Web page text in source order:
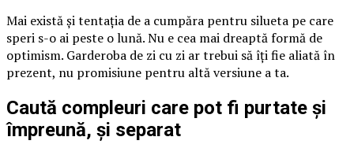
Mai există și tentația de a cumpăra pentru silueta pe care
speri s-o ai peste o lună. Nu e cea mai dreaptă formă de
optimism. Garderoba de zi cu zi ar trebui să îți fie aliată în
prezent, nu promisiune pentru altă versiune a ta.
Caută compleuri care pot fi purtate și
împreună, și separat